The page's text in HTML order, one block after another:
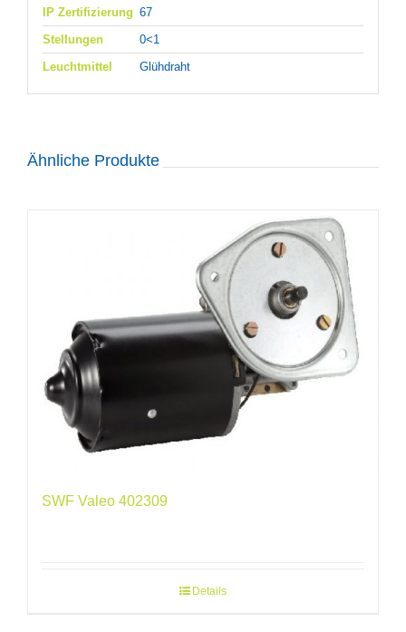
IP Zertifizierung 67
Stellungen
0<1
Leuchtmittel
Glühdraht
Ähnliche Produkte
SWF Valeo 402309
Details